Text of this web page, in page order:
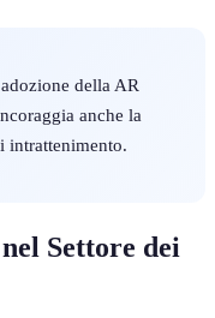
della AR
anche la
intrattenimento.
Settore dei